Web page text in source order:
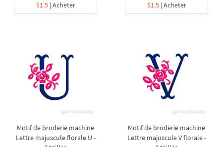
$1.5| Acheter $1.5| Acheter
Motif de broderie machine
Lettre majuscule florale U -
Motif de broderie machine
Lettre majuscule V florale -